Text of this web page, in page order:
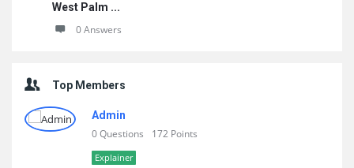
West Palm ...
0 Answers
Top Members
Admin
0 Questions 172 Points
Explainer